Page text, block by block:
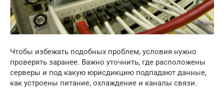
Чтобы избежать подобных проблем, условия нужно
проверять заранее. Важно уточнить, где расположены
серверы и под какую юрисдикцию подпадают данные,
как устроены питание, охлаждение и каналы связи.